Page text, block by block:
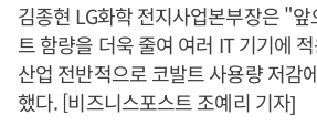
김종현 LG화학 전지사업본부장은 "
트 함량을 더욱 줄여 여러 IT 기기에
산업 전반적으로 코발트 사용량 저감
했다. [비즈니스포스트 조예리 기자]